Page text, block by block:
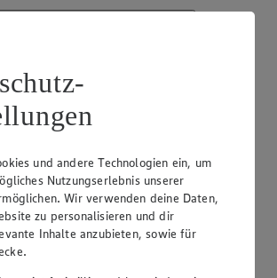
Center Zeidler
Str. 2, 38154 Königslutter
Schließen
Str. 2, 38154 Königslutter
und andere Technologien ein, um
Nutzungserlebnis unserer
Wir verwenden deine Daten,
zu personalisieren und dir
Inhalte anzubieten, sowie für